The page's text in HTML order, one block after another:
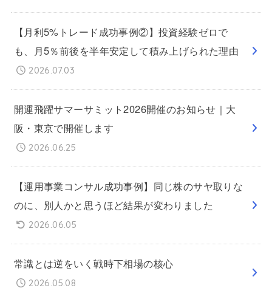
【月利5%トレード成功事例②】投資経験ゼロで
も、月5％前後を半年安定して積み上げられた理由
2026.07.03
開運飛躍サマーサミット2026開催のお知らせ｜大
阪・東京で開催します
2026.06.25
【運用事業コンサル成功事例】同じ株のサヤ取りな
のに、別人かと思うほど結果が変わりました
2026.06.05
常識とは逆をいく戦時下相場の核心
2026.05.08